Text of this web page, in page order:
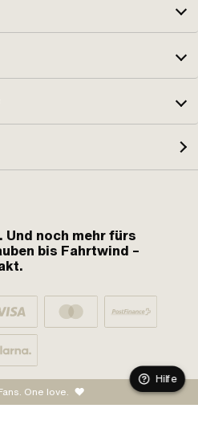
noch mehr fürs
bis Fahrtwind –
One love.
Hilfe